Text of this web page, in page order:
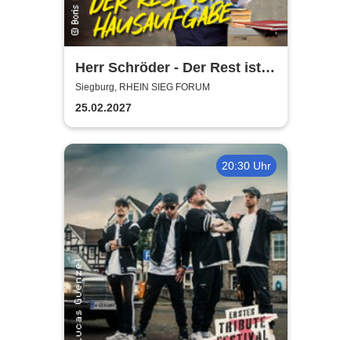
Herr Schröder - Der Rest ist
Hausaufgabe
Siegburg, RHEIN SIEG FORUM
25.02.2027
20:30 Uhr